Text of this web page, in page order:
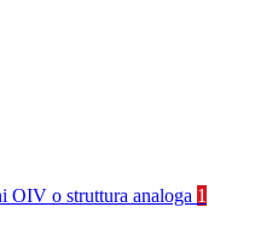
OIV o struttura analoga 1